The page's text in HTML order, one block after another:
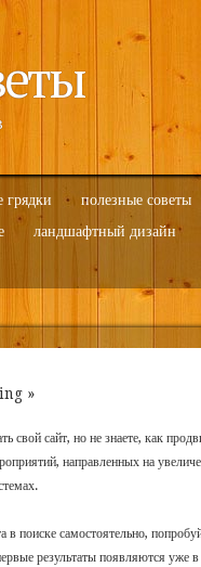
грядки
полезные советы
ландшафтный дизайн
»
свой сайт, но не знаете, как
направленных на
в поиске самостоятельно,
результаты появляются уже